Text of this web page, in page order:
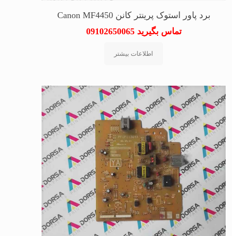
برد پاور استوک پرینتر کانن Canon MF4450
تماس بگیرید 09102650065
اطلاعات بیشتر